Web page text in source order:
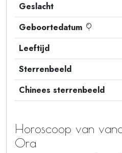
Geslacht
Geboortedatum
Leeftijd
Sterrenbeeld
Chinees sterrenbeeld
Horoscoop van
Ora